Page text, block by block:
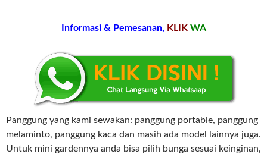
Informasi & Pemesanan, KLIK WA
Panggung yang kami sewakan: panggung portable, panggung
melaminto, panggung kaca dan masih ada model lainnya juga.
Untuk mini gardennya anda bisa pilih bunga sesuai keinginan,